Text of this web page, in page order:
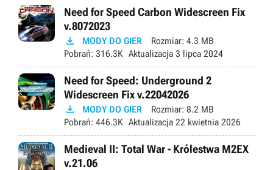
Need for Speed Carbon Widescreen Fix
v.8072023
 MODY DO GIER Rozmiar: 4.3 MB
Pobrań: 316.3K Aktualizacja 3 lipca 2024
Need for Speed: Underground 2
Widescreen Fix v.22042026
 MODY DO GIER Rozmiar: 8.2 MB
Pobrań: 446.3K Aktualizacja 22 kwietnia 2026
Medieval II: Total War - Królestwa M2EX
v.21.06